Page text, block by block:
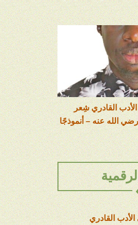
الأدب القادري شِعر
الله عنه – أنموذجًا
القادري